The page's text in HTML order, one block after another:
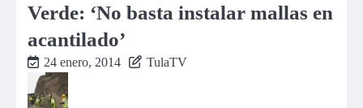
Verde: ‘No basta instalar mallas en
acantilado’
24 enero, 2014 TulaTV